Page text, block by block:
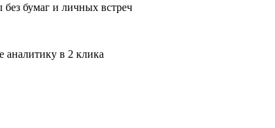
бумаг и личных встреч
аналитику в 2 клика